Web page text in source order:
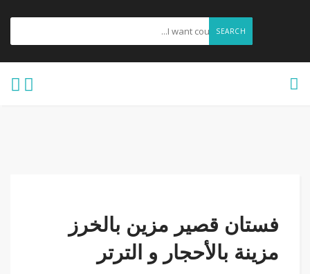
SEARCH
فستان قصير مزين بالخرز
مزينة بالأحجار و الترتر